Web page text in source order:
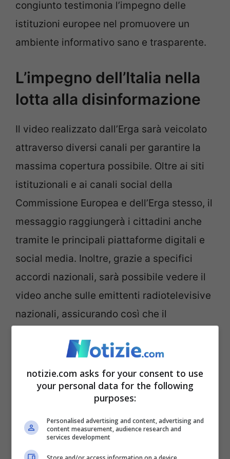
congiunto testimonia l’impegno delle
istituzioni europee nel promuovere un
ambiente informativo sano e trasparente.
L’impegno dell’Italia nella
lotta alla disinformazione
Il video realizzato dall’Erga sarà veicolato
attraverso diversi canali per garantire la
massima copertura possibile. Oltre ai siti
istituzionali e ai canali social della
Commissione Europea e dell’Erga stesso, il
messaggio raggiungerà i cittadini anche
tramite le principali piattaforme digitali e
social media. Inoltre, grazie a specifici
accordi nazionali, sarà possibile vedere il
video anche sulle emittenti radiotelevisive
nazionali, assicurando così che il
ancora più ampio.
notizie.com asks for your consent to use
your personal data for the following
purposes:
Personalised advertising and content, advertising and
content measurement, audience research and
services development